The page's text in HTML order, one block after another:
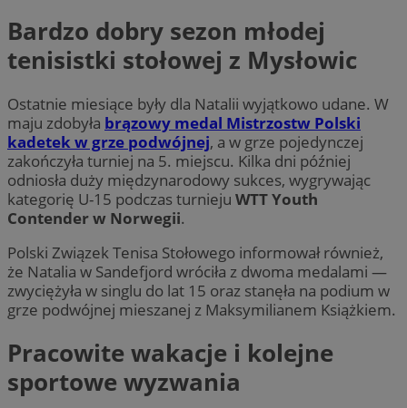
Bardzo dobry sezon młodej
tenisistki stołowej z Mysłowic
Ostatnie miesiące były dla Natalii wyjątkowo udane. W
maju zdobyła brązowy medal Mistrzostw Polski
kadetek w grze podwójnej, a w grze pojedynczej
zakończyła turniej na 5. miejscu. Kilka dni później
odniosła duży międzynarodowy sukces, wygrywając
kategorię U-15 podczas turnieju WTT Youth
Contender w Norwegii.
Polski Związek Tenisa Stołowego informował również,
że Natalia w Sandefjord wróciła z dwoma medalami —
zwyciężyła w singlu do lat 15 oraz stanęła na podium w
grze podwójnej mieszanej z Maksymilianem Książkiem.
Pracowite wakacje i kolejne
sportowe wyzwania